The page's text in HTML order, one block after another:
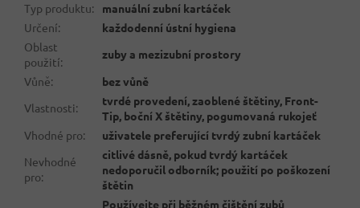
Typ produktu:
manuální zubní kartáček
Určení:
každodenní ústní hygiena
Oblast
použití:
zuby a mezizubní prostory
Vůně:
bez vůně
Vlastnosti:
tvrdé provedení, zaoblené štětiny, Front-
Tip, boční X štětiny, pogumovaná rukojeť
Vhodné pro:
uživatele preferující tvrdý zubní kartáček
Nevhodné
pro:
citlivé dásně, pokud tvrdý kartáček
nedoporučil odborník; použití po poškození
štětin
Používejte při běžném čištění zubů